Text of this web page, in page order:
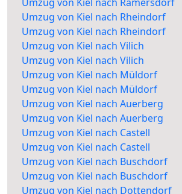
Umzug von Kiel nach Rheindorf
Umzug von Kiel nach Rheindorf
Umzug von Kiel nach Vilich
Umzug von Kiel nach Vilich
Umzug von Kiel nach Müldorf
Umzug von Kiel nach Müldorf
Umzug von Kiel nach Auerberg
Umzug von Kiel nach Auerberg
Umzug von Kiel nach Castell
Umzug von Kiel nach Castell
Umzug von Kiel nach Buschdorf
Umzug von Kiel nach Buschdorf
Umzug von Kiel nach Dottendorf